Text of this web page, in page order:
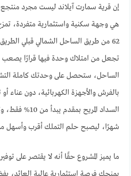
إن قرية سمارت آيلاند ليست مجرد
هي وجهة سكنية واستثمارية متفردة، تمزج
62 من طريق الساحل الشمالي قبلي
تجعل من امتلاك وحدة فيها قرارًا يصعب
الساحل، ستحصل على وحدتك كاملة
بالفرش والأجهزة الكهربائية، دون عناء
شهرًا، ليصبح حلم التملك أقرب وأسهل
ما يميز المشروع حقًا أنه لا يقتصر على
يمنحك فرصة استثمارية عالية العائد،